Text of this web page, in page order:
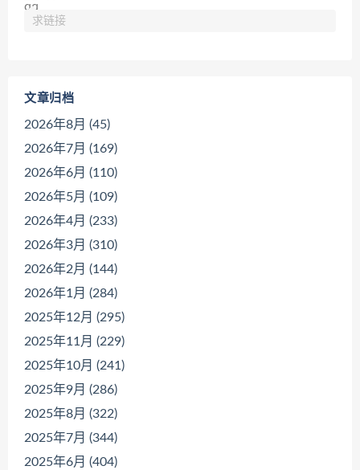
求链接
文章归档
2026年8月 (45)
2026年7月 (169)
2026年6月 (110)
2026年5月 (109)
2026年4月 (233)
2026年3月 (310)
2026年2月 (144)
2026年1月 (284)
2025年12月 (295)
2025年11月 (229)
2025年10月 (241)
2025年9月 (286)
2025年8月 (322)
2025年7月 (344)
2025年6月 (404)